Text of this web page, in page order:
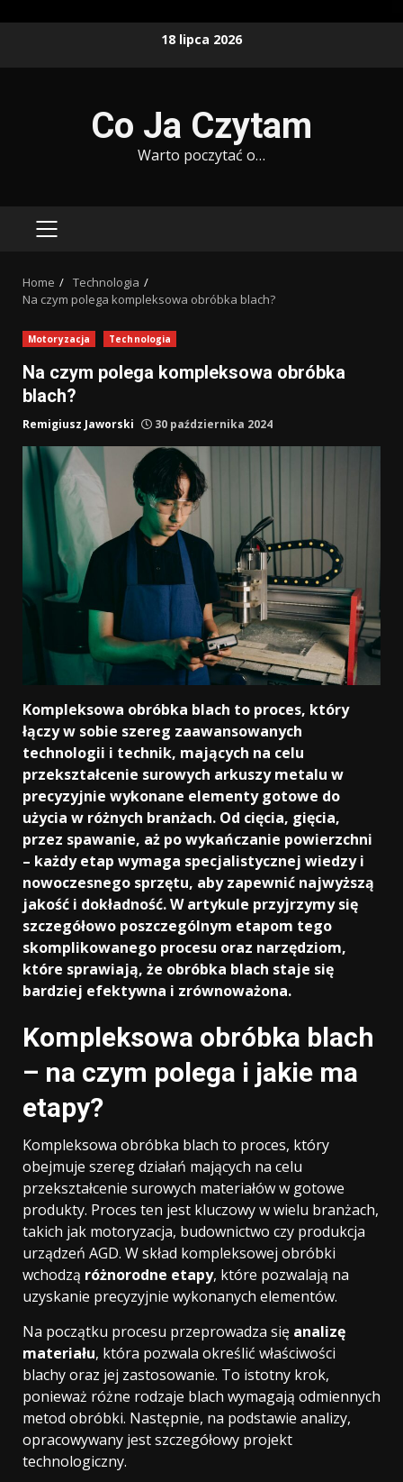
18 lipca 2026
Co Ja Czytam
Warto poczytać o…
PRIMARY
Home
Technologia
Na czym polega kompleksowa obróbka blach?
Motoryzacja Technologia
Na czym polega kompleksowa obróbka
blach?
Remigiusz Jaworski 30 października 2024
Kompleksowa obróbka blach to proces, który
łączy w sobie szereg zaawansowanych
technologii i technik, mających na celu
przekształcenie surowych arkuszy metalu w
precyzyjnie wykonane elementy gotowe do
użycia w różnych branżach. Od cięcia, gięcia,
przez spawanie, aż po wykańczanie powierzchni
– każdy etap wymaga specjalistycznej wiedzy i
nowoczesnego sprzętu, aby zapewnić najwyższą
jakość i dokładność. W artykule przyjrzymy się
szczegółowo poszczególnym etapom tego
skomplikowanego procesu oraz narzędziom,
które sprawiają, że obróbka blach staje się
bardziej efektywna i zrównoważona.
Kompleksowa obróbka blach
– na czym polega i jakie ma
etapy?
Kompleksowa obróbka blach to proces, który
obejmuje szereg działań mających na celu
przekształcenie surowych materiałów w gotowe
produkty. Proces ten jest kluczowy w wielu branżach,
takich jak motoryzacja, budownictwo czy produkcja
urządzeń AGD. W skład kompleksowej obróbki
wchodzą różnorodne etapy, które pozwalają na
uzyskanie precyzyjnie wykonanych elementów.
Na początku procesu przeprowadza się analizę
materiału, która pozwala określić właściwości
blachy oraz jej zastosowanie. To istotny krok,
ponieważ różne rodzaje blach wymagają odmiennych
metod obróbki. Następnie, na podstawie analizy,
opracowywany jest szczegółowy projekt
technologiczny.